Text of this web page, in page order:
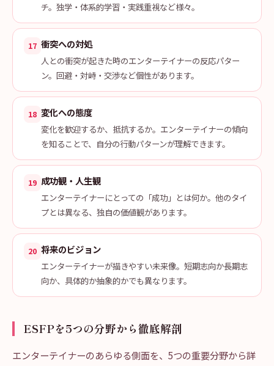
チ。独学・体系的学習・実践重視など様々。
17 衝突への対処
人との衝突が起きた時のエンターテイナーの反応パター
ン。回避・対峙・交渉など個性があります。
18 変化への態度
変化を歓迎するか、抵抗するか。エンターテイナーの傾向
を知ることで、自分の行動パターンが理解できます。
19 成功観・人生観
エンターテイナーにとっての「成功」とは何か。他のタイ
プとは異なる、独自の価値観があります。
20 将来のビジョン
エンターテイナーが描きやすい未来像。短期志向か長期志
向か、具体的か抽象的かでも異なります。
ESFPを5つの分野から徹底解剖
エンターテイナーのあらゆる側面を、5つの重要分野から詳